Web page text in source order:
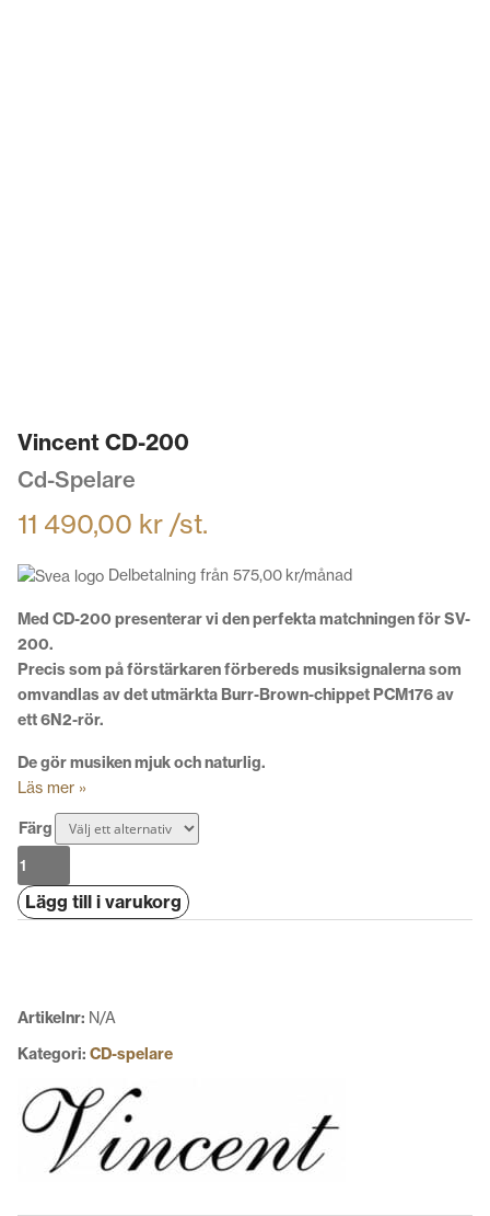
Vincent CD-200
Cd-Spelare
11 490,00 kr /st.
Delbetalning från 575,00 kr/månad
Med CD-200 presenterar vi den perfekta matchningen för SV-
200.
Precis som på förstärkaren förbereds musiksignalerna som
omvandlas av det utmärkta Burr-Brown-chippet PCM176 av
ett 6N2-rör.
De gör musiken mjuk och naturlig.
Läs mer »
Färg
Vincent
CD-
200
Lägg till i varukorg
Artikelnr: N/A
Kategori: CD-spelare